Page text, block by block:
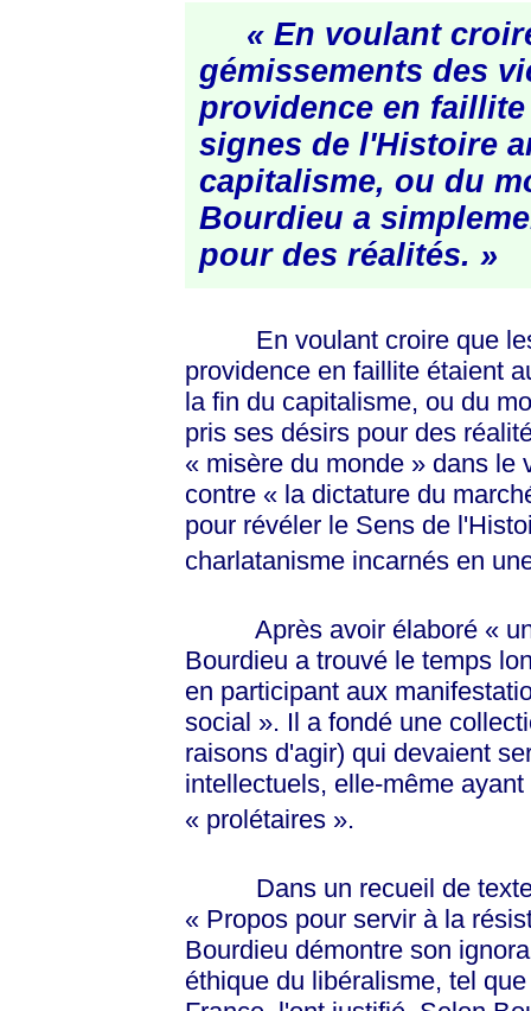
« En voulant
gémissements des
providence en
signes de l'Histoire
capitalisme, ou du
Bourdieu a
pour des réalités. »
En voulant croire que les
providence en faillite étaient
la fin du capitalisme, ou du
pris ses désirs pour des
« misère du monde »dans le
contre « ladictature du
pour révéler le Sens de
charlatanisme incarnés en
Après avoir élaboré «
Bourdieu a trouvé le temps
en participant aux
social ». Il a fondé une
raisons d'agir) qui devaient
intellectuels, elle-même
« prolétaires ».
Dans un recueil de
« Propospour servir à la
Bourdieu démontre son
éthique du libéralisme, tel